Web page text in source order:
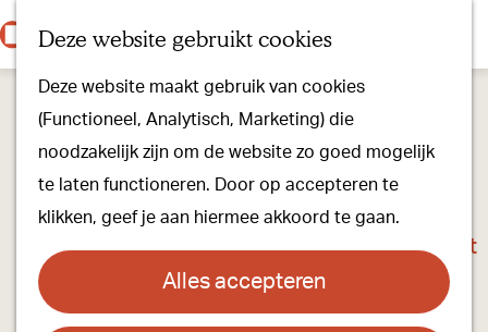
Deze website gebruikt cookies
Deze website maakt gebruik van cookies
(Functioneel, Analytisch, Marketing) die
noodzakelijk zijn om de website zo goed mogelijk
te laten functioneren. Door op accepteren te
klikken, geef je aan hiermee akkoord te gaan.
Alles accepteren
G
K
a
r
t
Z
e
k
e
n
e
n
u
Onze winkels
Kunst & Cultuur
Ons Kloosterpad
Plan je bezoek
Overnachten
Toeristisch Informatiepunt
Groepsactiviteiten
Voor kinderen